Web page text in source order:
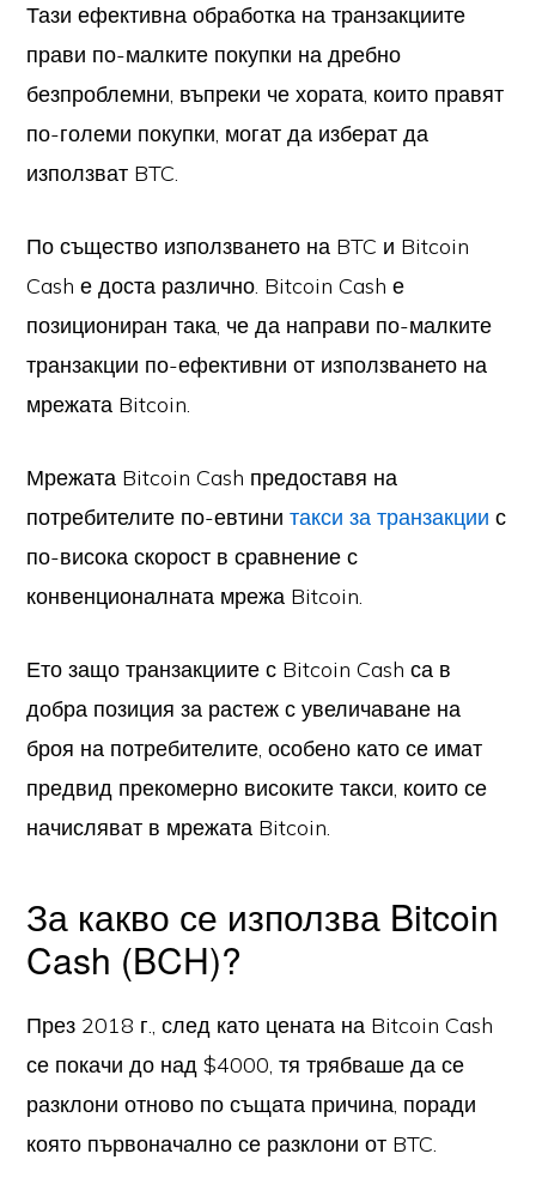
Тази ефективна обработка на транзакциите
прави по-малките покупки на дребно
безпроблемни, въпреки че хората, които правят
по-големи покупки, могат да изберат да
използват BTC.
По същество използването на BTC и Bitcoin
Cash е доста различно. Bitcoin Cash е
позициониран така, че да направи по-малките
транзакции по-ефективни от използването на
мрежата Bitcoin.
Мрежата Bitcoin Cash предоставя на
потребителите по-евтинитакси за транзакции с
по-висока скорост в сравнение с
конвенционалната мрежа Bitcoin.
Ето защо транзакциите с Bitcoin Cash са в
добра позиция за растеж с увеличаване на
броя на потребителите, особено като се имат
предвид прекомерно високите такси, които се
начисляват в мрежата Bitcoin.
За какво се използва Bitcoin
Cash (BCH)?
През 2018 г., след като цената на Bitcoin Cash
се покачи до над $4000, тя трябваше да се
разклони отново по същата причина, поради
която първоначално се разклони от BTC.